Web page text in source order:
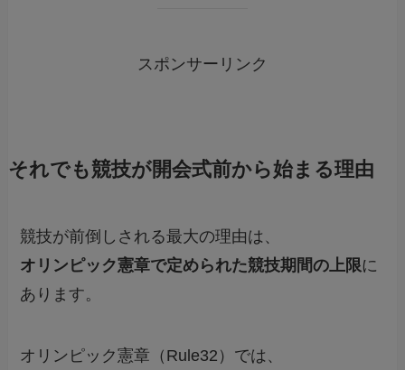
スポンサーリンク
それでも競技が開会式前から始まる理由
競技が前倒しされる最大の理由は、
オリンピック憲章で定められた競技期間の上限に
あります。
オリンピック憲章（Rule32）では、